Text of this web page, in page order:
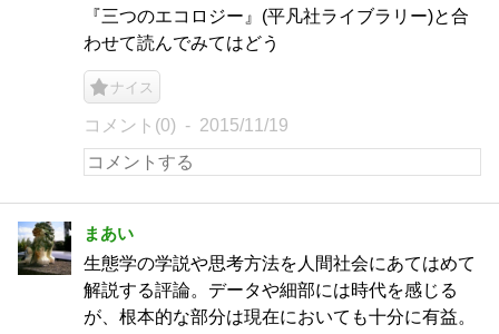
『三つのエコロジー』(平凡社ライブラリー)と合
わせて読んでみてはどう
ナイス
コメント(0) 2015/11/19
まあい
生態学の学説や思考方法を人間社会にあてはめて
解説する評論。データや細部には時代を感じる
が、根本的な部分は現在においても十分に有益。